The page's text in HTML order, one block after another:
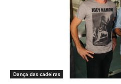
Dança das cadeiras